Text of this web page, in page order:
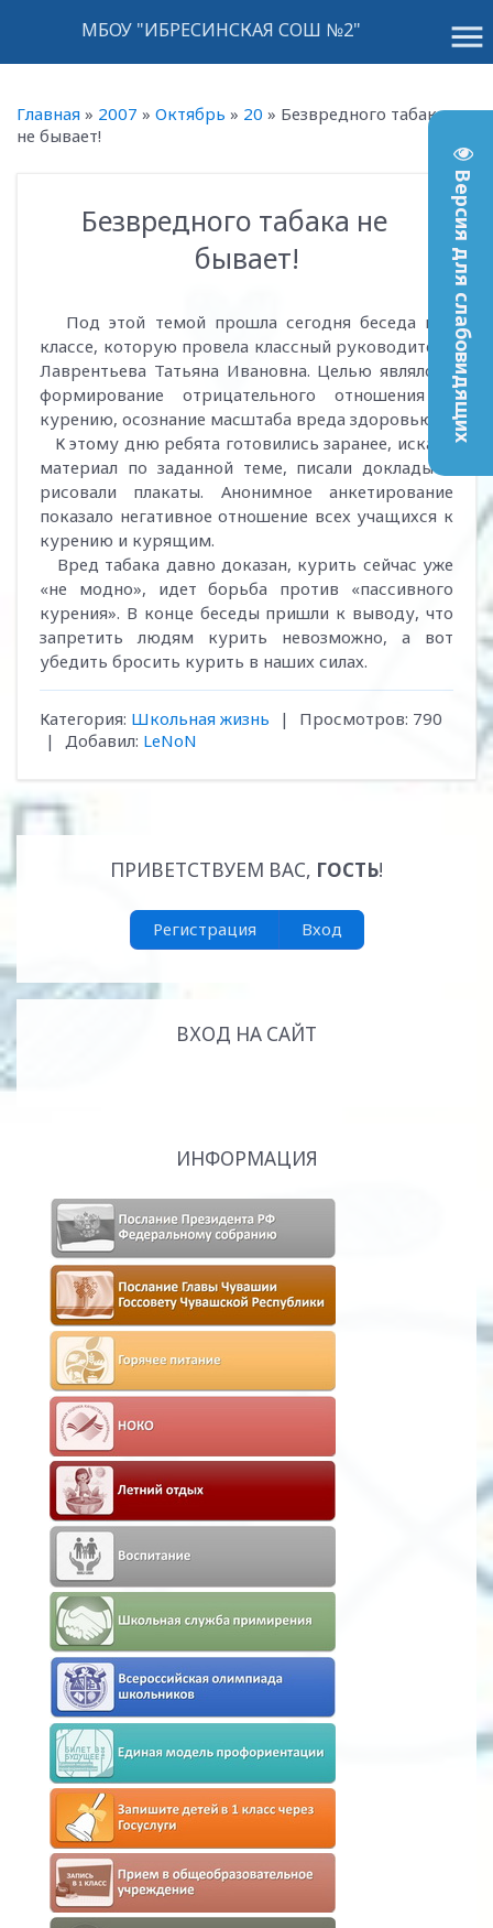
Версия для слабовидящих
menu
МБОУ "ИБРЕСИНСКАЯ СОШ №2"
Главная » 2007 » Октябрь » 20 » Безвредного табака
не бывает!
Безвредного табака не
бывает!
Под этой темой прошла сегодня беседа в 9
классе, которую провела классный руководитель
Лаврентьева Татьяна Ивановна. Целью являлось
формирование отрицательного отношения к
курению, осознание масштаба вреда здоровью.
К этому дню ребята готовились заранее, искали
материал по заданной теме, писали доклады и
рисовали плакаты. Анонимное анкетирование
показало негативное отношение всех учащихся к
курению и курящим.
Вред табака давно доказан, курить сейчас уже
«не модно», идет борьба против «пассивного
курения». В конце беседы пришли к выводу, что
запретить людям курить невозможно, а вот
убедить бросить курить в наших силах.
Категория: Школьная жизнь | Просмотров: 790
|
Добавил: LeNoN
ПРИВЕТСТВУЕМ ВАС, ГОСТЬ!
Регистрация Вход
ВХОД НА САЙТ
ИНФОРМАЦИЯ